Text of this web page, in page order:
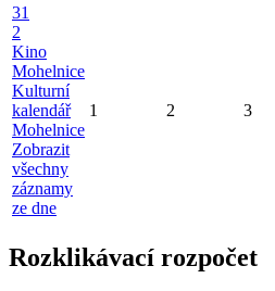
31
2
Kino
Mohelnice
Kulturní
kalendář
Mohelnice
Zobrazit
všechny
záznamy
ze dne
1 2 3
Rozklikávací rozpočet